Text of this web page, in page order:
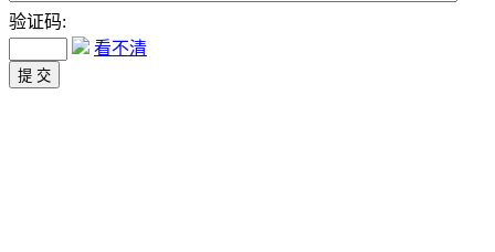
验证码:
看不清